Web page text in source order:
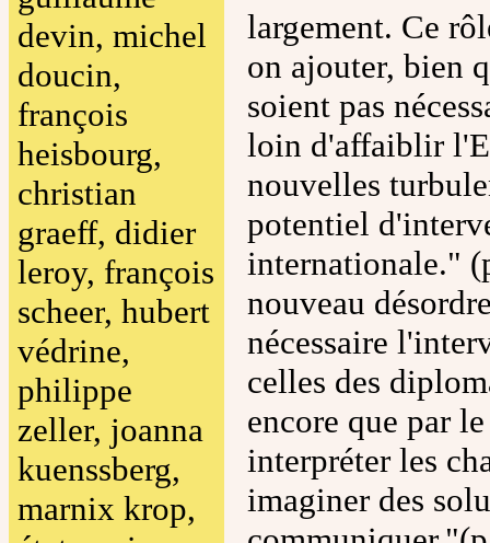
devin, michel
doucin,
françois
heisbourg,
christian
graeff, didier
leroy, françois
scheer, hubert
védrine,
philippe
zeller, joanna
kuenssberg,
marnix krop,
largement. Ce
on ajouter, bien
soient pas
loin d'affaiblir
nouvelles
potentiel
internationale."
nouveau
nécessaire
celles des
encore que par
interpréter les
imaginer des